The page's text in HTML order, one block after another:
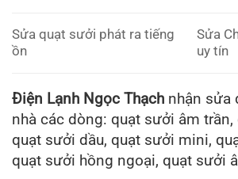
Sửa quạt sưởi phát ra tiếng
ồn
Sửa
uy tín
Điện Lạnh Ngọc Thạch nhận sửa
nhà các dòng: quạt sưởi âm
quạt sưởi dầu, quạt sưởi mini,
quạt sưởi hồng ngoại, quạt sưởi